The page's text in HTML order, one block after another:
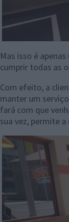
Mas isso é
cumprir todas as
Com efeito, a
manter um
fará com que
sua vez, permite